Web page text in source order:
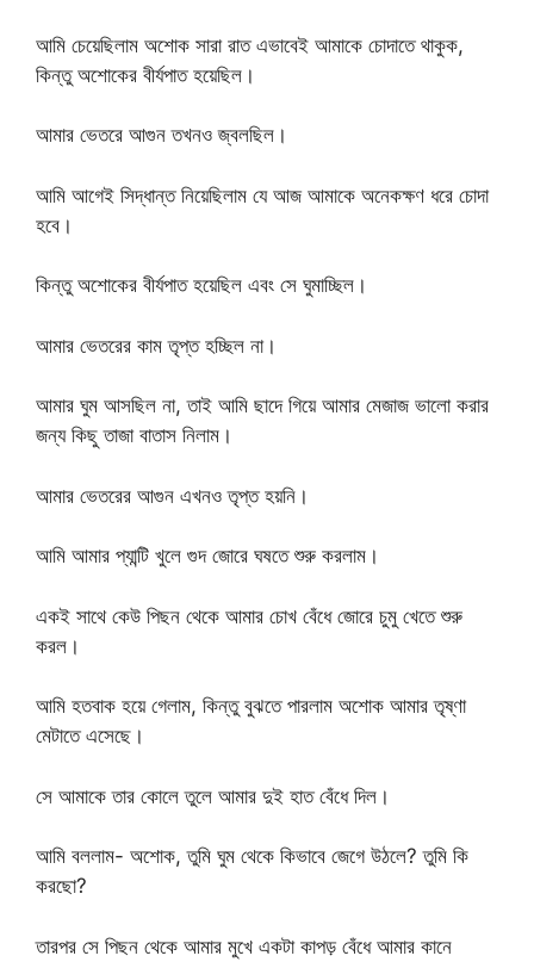
আমি চেয়েছিলাম অশোক সারা রাত এভাবেই আমাকে চোদাতে থাকুক,
কিন্তু অশোকের বীর্যপাত হয়েছিল।
আমার ভেতরে আগুন তখনও জ্বলছিল।
আমি আগেই সিদ্ধান্ত নিয়েছিলাম যে আজ আমাকে অনেকক্ষণ ধরে চোদা
হবে।
কিন্তু অশোকের বীর্যপাত হয়েছিল এবং সে ঘুমাচ্ছিল।
আমার ভেতরের কাম তৃপ্ত হচ্ছিল না।
আমার ঘুম আসছিল না, তাই আমি ছাদে গিয়ে আমার মেজাজ ভালো করার
জন্য কিছু তাজা বাতাস নিলাম।
আমার ভেতরের আগুন এখনও তৃপ্ত হয়নি।
আমি আমার প্যান্টি খুলে গুদ জোরে ঘষতে শুরু করলাম।
একই সাথে কেউ পিছন থেকে আমার চোখ বেঁধে জোরে চুমু খেতে শুরু
করল।
আমি হতবাক হয়ে গেলাম, কিন্তু বুঝতে পারলাম অশোক আমার তৃষ্ণা
মেটাতে এসেছে।
সে আমাকে তার কোলে তুলে আমার দুই হাত বেঁধে দিল।
আমি বললাম- অশোক, তুমি ঘুম থেকে কিভাবে জেগে উঠলে? তুমি কি
করছো?
তারপর সে পিছন থেকে আমার মুখে একটা কাপড় বেঁধে আমার কানে